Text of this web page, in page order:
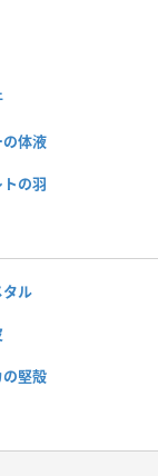
体液
の羽
ル
堅殻